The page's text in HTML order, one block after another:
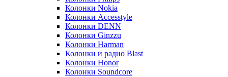
Колонки Nokia
Колонки Accesstyle
Колонки DENN
Колонки Ginzzu
Колонки Harman
Колонки и радио Blast
Колонки Honor
Колонки Soundcore